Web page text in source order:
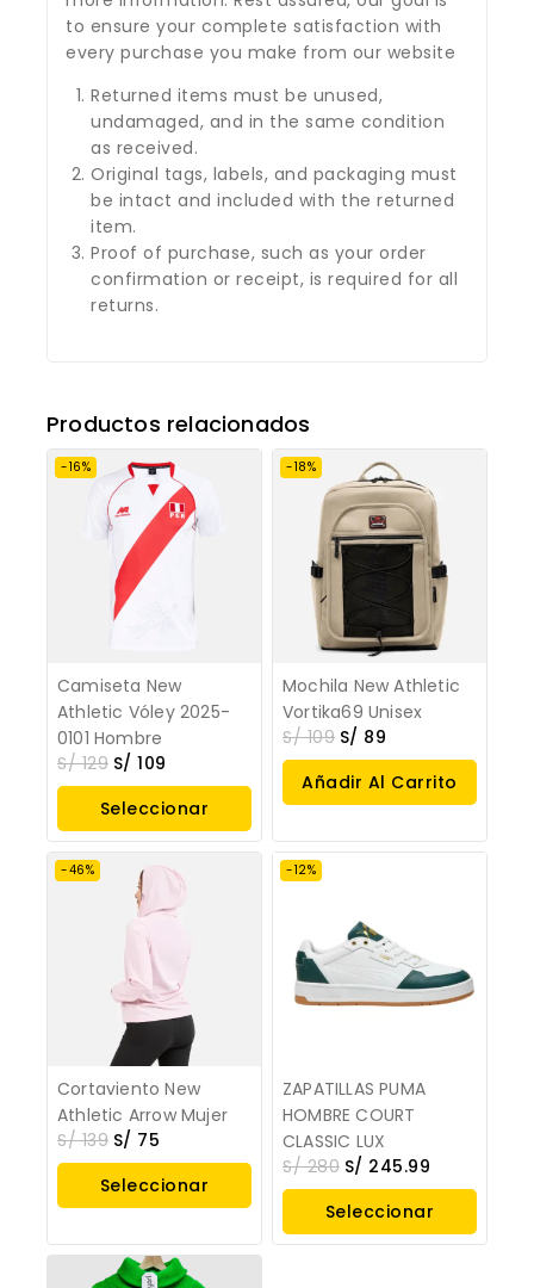
to ensure your complete satisfaction with
every purchase you make from our website
Returned items must be unused,
undamaged, and in the same condition
as received.
Original tags, labels, and packaging must
be intact and included with the returned
item.
Proof of purchase, such as your order
confirmation or receipt, is required for all
returns.
Productos relacionados
-16%
Camiseta New
Athletic Vóley 2025-
0101 Hombre
S/129 S/ 109
Seleccionar
Opciones
-18%
Mochila New Athletic
Vortika69 Unisex
S/109 S/ 89
Añadir Al Carrito
-46%
Cortaviento New
Athletic Arrow Mujer
S/139 S/ 75
Seleccionar
-12%
ZAPATILLAS PUMA
HOMBRE COURT
CLASSIC LUX
S/280 S/ 245.99
Seleccionar
Opciones